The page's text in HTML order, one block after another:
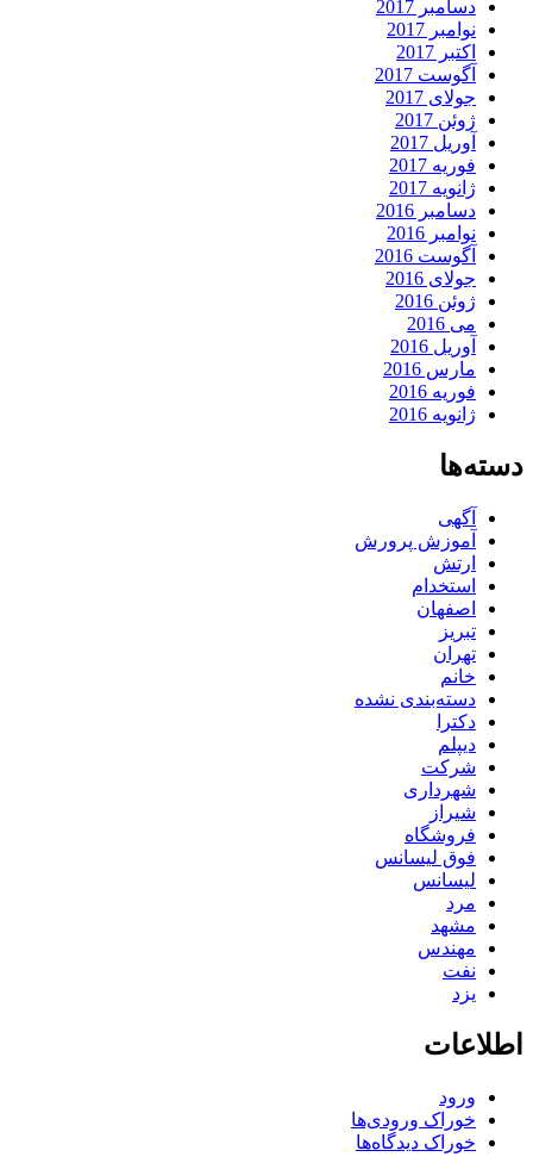
دسامبر 2017
نوامبر 2017
اکتبر 2017
آگوست 2017
جولای 2017
ژوئن 2017
آوریل 2017
فوریه 2017
ژانویه 2017
دسامبر 2016
نوامبر 2016
آگوست 2016
جولای 2016
ژوئن 2016
می 2016
آوریل 2016
مارس 2016
فوریه 2016
ژانویه 2016
دسته‌ها
آگهی
آموزش پرورش
ارتش
استخدام
اصفهان
تبریز
تهران
خانم
دسته‌بندی نشده
دکترا
دیپلم
شرکت
شهرداری
شیراز
فروشگاه
فوق لیسانس
لیسانس
مرد
مشهد
مهندس
نفت
یزد
اطلاعات
ورود
خوراک ورودی‌ها
خوراک دیدگاه‌ها